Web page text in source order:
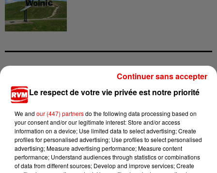
0h00
0h00 23h56
23h56 23h52
23h52
Le respect de votre vie privée est notre priorité
We and our (447) partnersdo the following data processing based on
your consent and/or our legitimate interest: Store and/or access
information on a device; Use limited data to select advertising; Create
profiles for personalised advertising; Use profiles to select personalised
advertising; Measure advertising performance; Measure content
performance; Understand audiences through statistics or combinations
of data from different sources; Develop and improve services; Create
Continuer sans accepter